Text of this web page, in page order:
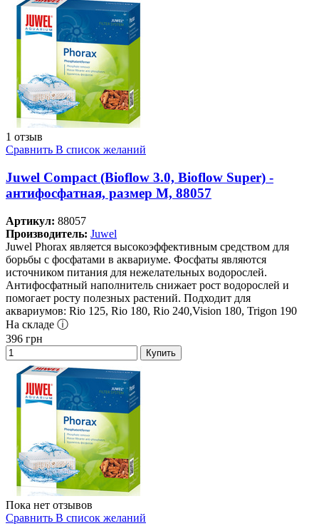
1 отзыв
Сравнить В список желаний
Juwel Compact (Bioflow 3.0, Bioflow Super) -
антифосфатная, размер M, 88057
Артикул: 88057
Производитель: Juwel
Juwel Phorax является высокоэффективным средством для
борьбы с фосфатами в аквариуме. Фосфаты являются
источником питания для нежелательных водорослей.
Антифосфатный наполнитель снижает рост водорослей и
помогает росту полезных растений. Подходит для
аквариумов: Rio 125, Rio 180, Rio 240,Vision 180, Trigon 190
На складе ⓘ
396 грн
Купить
Пока нет отзывов
Сравнить В список желаний